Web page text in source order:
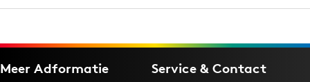
Meer Adformatie Service & Contact